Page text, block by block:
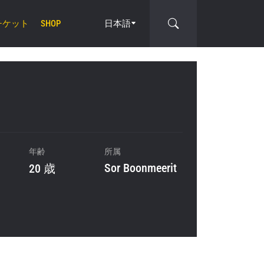
ケット SHOP 日本語
年齢
20 歳
所属
Sor Boonmeerit